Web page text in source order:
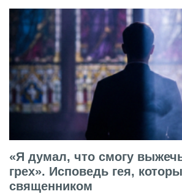
«Я думал, что смогу
грех». Исповедь гея,
священником